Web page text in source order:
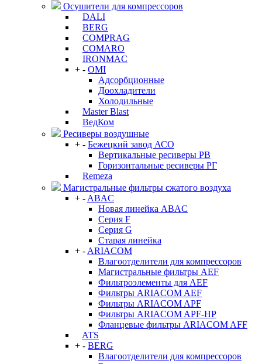
Осушители для компрессоров
DALI
BERG
COMPRAG
COMARO
IRONMAC
+ - OMI
Адсорбционные
Доохладители
Холодильные
Master Blast
ВедКом
Ресиверы воздушные
+ - Бежецкий завод АСО
Вертикальные ресиверы РВ
Горизонтальные ресиверы РГ
Remeza
Магистральные фильтры сжатого воздуха
+ - ABAC
Новая линейка ABAC
Серия F
Серия G
Старая линейка
+ - ARIACOM
Влагоотделители для компрессоров
Магистральные фильтры AEF
Фильтроэлементы для AEF
Фильтры ARIACOM AEF
Фильтры ARIACOM APF
Фильтры ARIACOM APF-HP
Фланцевые фильтры ARIACOM AFF
ATS
+ - BERG
Влагоотделители для компрессоров